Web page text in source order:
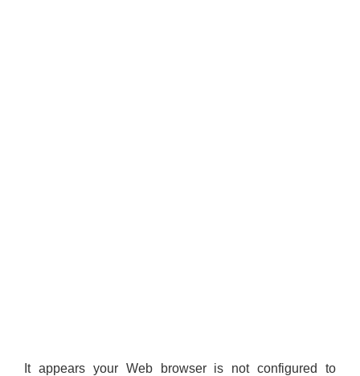
It appears your Web browser is not configured to